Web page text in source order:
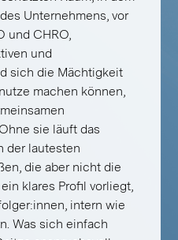
Unternehmens, vor
und CHRO,
und
sich die Mächtigkeit
machen können,
sie läuft das
der lautesten
die aber nicht die
klares Profil vorliegt,
intern wie
Was sich einfach